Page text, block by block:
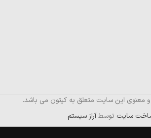
معنوی این سایت متعلق به کیتون می باشد.
سایت توسطآراز سیستم